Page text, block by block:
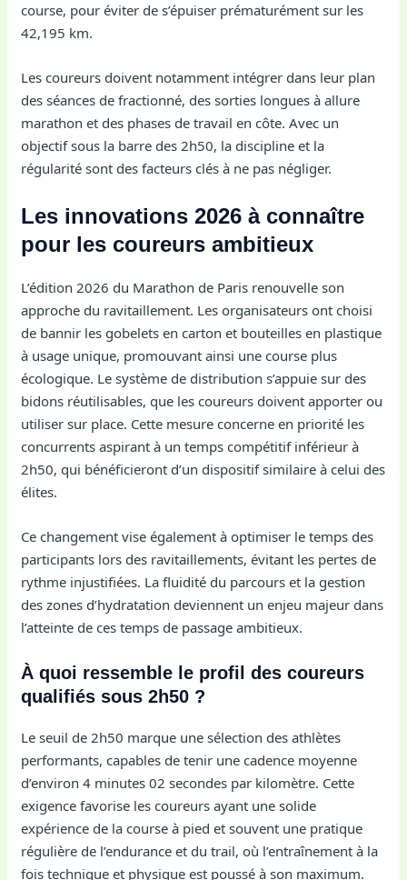
course, pour éviter de s’épuiser prématurément sur les
42,195 km.
Les coureurs doivent notamment intégrer dans leur plan
des séances de fractionné, des sorties longues à allure
marathon et des phases de travail en côte. Avec un
objectif sous la barre des 2h50, la discipline et la
régularité sont des facteurs clés à ne pas négliger.
Les innovations 2026 à connaître
pour les coureurs ambitieux
L’édition 2026 du Marathon de Paris renouvelle son
approche du ravitaillement. Les organisateurs ont choisi
de bannir les gobelets en carton et bouteilles en plastique
à usage unique, promouvant ainsi une course plus
écologique. Le système de distribution s’appuie sur des
bidons réutilisables, que les coureurs doivent apporter ou
utiliser sur place. Cette mesure concerne en priorité les
concurrents aspirant à un temps compétitif inférieur à
2h50, qui bénéficieront d’un dispositif similaire à celui des
élites.
Ce changement vise également à optimiser le temps des
participants lors des ravitaillements, évitant les pertes de
rythme injustifiées. La fluidité du parcours et la gestion
des zones d’hydratation deviennent un enjeu majeur dans
l’atteinte de ces temps de passage ambitieux.
À quoi ressemble le profil des coureurs
qualifiés sous 2h50 ?
Le seuil de 2h50 marque une sélection des athlètes
performants, capables de tenir une cadence moyenne
d’environ 4 minutes 02 secondes par kilomètre. Cette
exigence favorise les coureurs ayant une solide
expérience de la course à pied et souvent une pratique
régulière de l’endurance et du trail, où l’entraînement à la
fois technique et physique est poussé à son maximum.